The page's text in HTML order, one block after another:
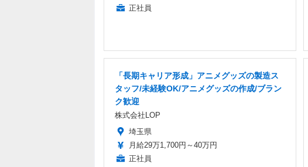
正社員
「長期キャリア形成」アニメグッズの製造ス
タッフ/未経験OK/アニメグッズの作成/ブラン
ク歓迎
株式会社LOP
埼玉県
月給29万1,700円～40万円
正社員